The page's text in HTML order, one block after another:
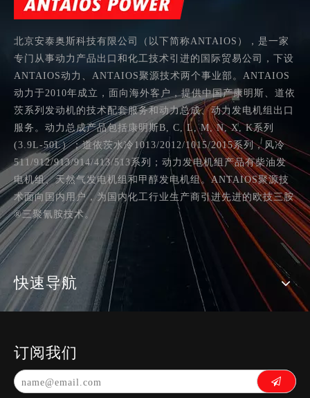
北京安泰奥斯科技有限公司（以下简称ANTAIOS），是一家
专门从事动力产品出口和化工技术引进的国际贸易公司，下设
ANTAIOS动力、ANTAIOS聚源技术两个事业部。ANTAIOS
动力于2010年成立，面向海外客户，提供中国产康明斯、道依
茨系列发动机的技术配套服务和动力总成、动力发电机组出口
服务。动力总成产品包括康明斯B, C, L, M, N, X, K系列
(3.9L-50L）；道依茨水冷1013/2012/1015/2015系列，风冷
511/912/913/914/413/513系列；动力发电机组产品有柴油发
电机组、天然气发电机组和甲醇发电机组。ANTAIOS聚源技
术面向国内用户，为国内化工行业生产商引进先进的欧技三胺
®三聚氰胺技术。
快速导航
订阅我们